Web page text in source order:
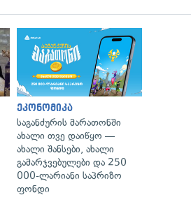
ეკონომიკა
საგანძურის მარათონში
ახალი თვე დაიწყო —
ახალი შანსები, ახალი
გამარჯვებულები და 250
000-ლარიანი საპრიზო
ფონდი